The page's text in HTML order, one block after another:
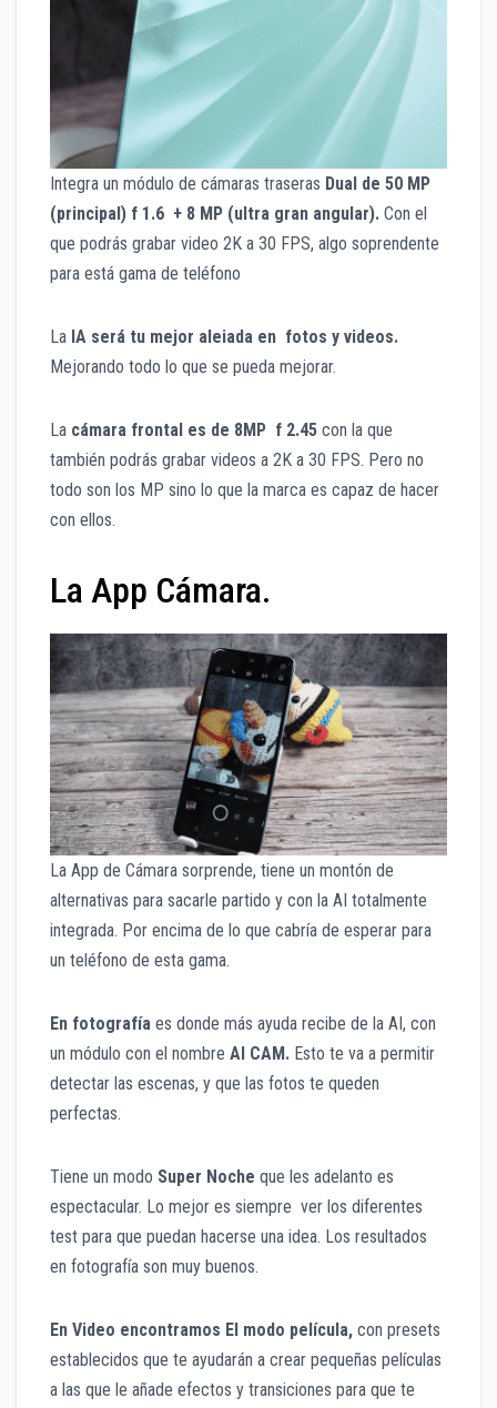
Integra un módulo de cámaras traseras Dual de 50 MP
(principal) f 1.6 + 8 MP (ultra gran angular). Con el
que podrás grabar video 2K a 30 FPS, algo soprendente
para está gama de teléfono
La IA será tu mejor aleiada en fotos y videos.
Mejorando todo lo que se pueda mejorar.
La cámara frontal es de 8MP f 2.45 con la que
también podrás grabar videos a 2K a 30 FPS. Pero no
todo son los MP sino lo que la marca es capaz de hacer
con ellos.
La App Cámara.
La App de Cámara sorprende, tiene un montón de
alternativas para sacarle partido y con la AI totalmente
integrada. Por encima de lo que cabría de esperar para
un teléfono de esta gama.
En fotografía es donde más ayuda recibe de la AI, con
un módulo con el nombre AI CAM. Esto te va a permitir
detectar las escenas, y que las fotos te queden
perfectas.
Tiene un modo Super Noche que les adelanto es
espectacular. Lo mejor es siempre ver los diferentes
test para que puedan hacerse una idea. Los resultados
en fotografía son muy buenos.
En Video encontramos El modo película, con presets
establecidos que te ayudarán a crear pequeñas películas
a las que le añade efectos y transiciones para que te